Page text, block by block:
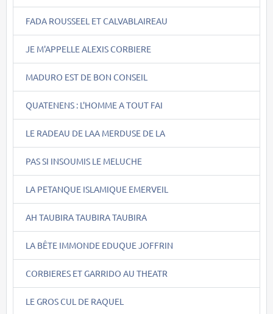
FADA ROUSSEEL ET CALVABLAIREAU
JE M'APPELLE ALEXIS CORBIERE
MADURO EST DE BON CONSEIL
QUATENENS : L'HOMME A TOUT FAI
LE RADEAU DE LAA MERDUSE DE LA
PAS SI INSOUMIS LE MELUCHE
LA PETANQUE ISLAMIQUE EMERVEIL
AH TAUBIRA TAUBIRA TAUBIRA
LA BÊTE IMMONDE EDUQUE JOFFRIN
CORBIERES ET GARRIDO AU THEATR
LE GROS CUL DE RAQUEL